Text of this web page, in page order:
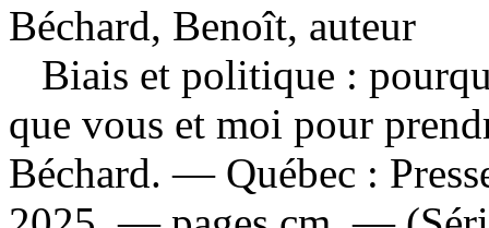
Béchard, Benoît, auteur
Biais et politique :
que vous et moi pour
Béchard. — Québec :